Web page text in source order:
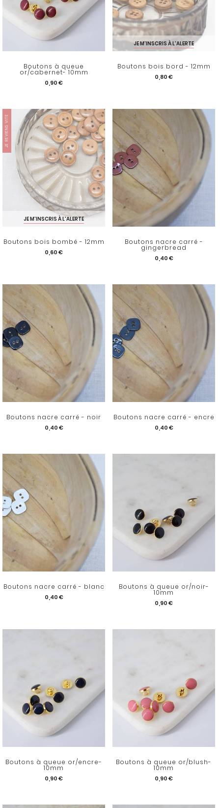
Boutons à queue
or/cabernet- 10mm
0,90 €
JE M'INSCRIS À L'ALERTE
Boutons bois bord - 12mm
0,80 €
JE REVIENS VITE
JE M'INSCRIS À L'ALERTE
Boutons bois bombé - 12mm
0,60 €
Boutons nacre carré -
gingerbread
0,40 €
Boutons nacre carré - noir
0,40 €
Boutons nacre carré - encre
0,40 €
Boutons nacre carré - blanc
0,40 €
Boutons à queue or/noir-
10mm
0,90 €
Boutons à queue or/encre-
10mm
0,90 €
Boutons à queue or/blush-
10mm
0,90 €